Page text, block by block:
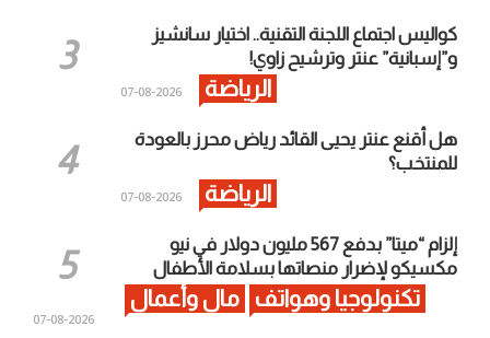
كواليس اجتماع اللجنة التقنية.. اختيار سانشيز
و”إسبانية” عنتر وترشيح زاوي!
الرياضة 2026-08-07
هل أقنع عنتر يحيى القائد رياض محرز بالعودة
للمنتخب؟
الرياضة 2026-08-07
إلزام “ميتا” بدفع 567 مليون دولار في نيو
مكسيكو لإضرار منصاتها بسلامة الأطفال
تكنولوجيا وهواتف مال وأعمال
2026-08-07